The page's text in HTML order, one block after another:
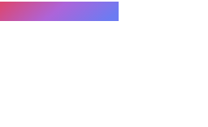
profiter du soleil.